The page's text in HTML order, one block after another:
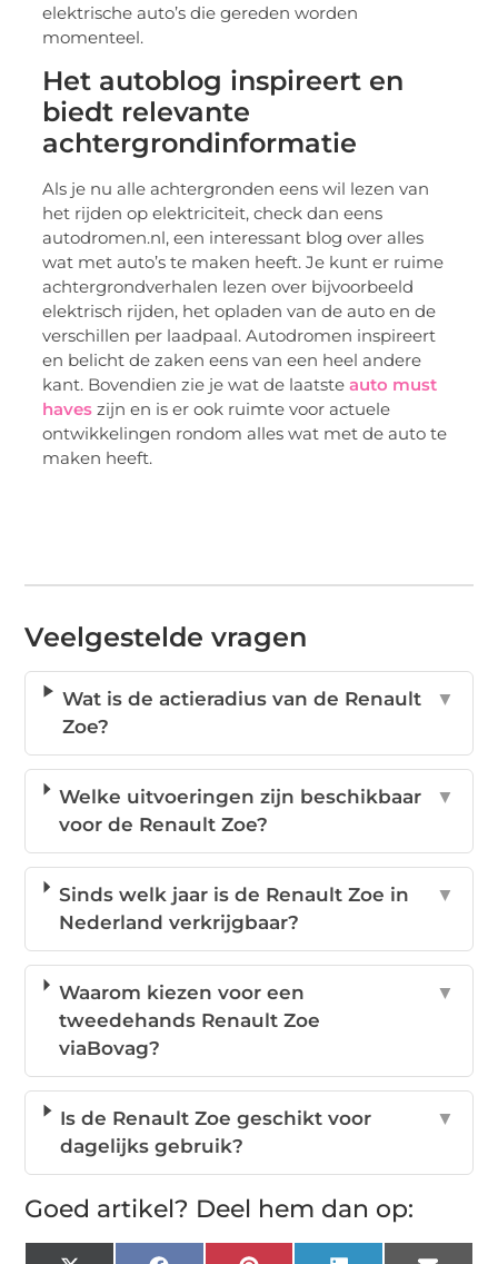
elektrische auto’s die gereden worden
momenteel.
Het autoblog inspireert en
biedt relevante
achtergrondinformatie
Als je nu alle achtergronden eens wil lezen van
het rijden op elektriciteit, check dan eens
autodromen.nl, een interessant blog over alles
wat met auto’s te maken heeft. Je kunt er ruime
achtergrondverhalen lezen over bijvoorbeeld
elektrisch rijden, het opladen van de auto en de
verschillen per laadpaal. Autodromen inspireert
en belicht de zaken eens van een heel andere
kant. Bovendien zie je wat de laatsteauto must
haves zijn en is er ook ruimte voor actuele
ontwikkelingen rondom alles wat met de auto te
maken heeft.
Veelgestelde vragen
Wat is de actieradius van de Renault
Zoe?
▼
Welke uitvoeringen zijn beschikbaar
voor de Renault Zoe?
▼
Sinds welk jaar is de Renault Zoe in
Nederland verkrijgbaar?
▼
Waarom kiezen voor een
tweedehands Renault Zoe
viaBovag?
▼
Is de Renault Zoe geschikt voor
dagelijks gebruik?
▼
Goed artikel? Deel hem dan op: